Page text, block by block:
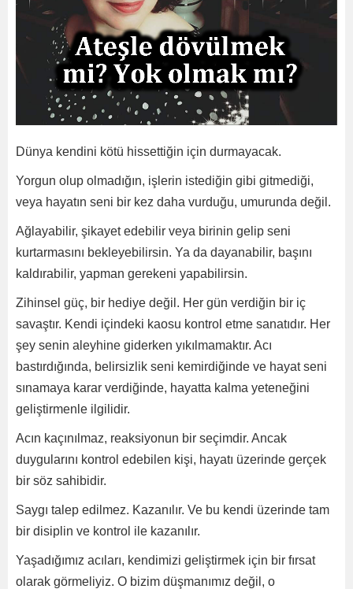
Dünya kendini kötü hissettiğin için durmayacak.
Yorgun olup olmadığın, işlerin istediğin gibi gitmediği,
veya hayatın seni bir kez daha vurduğu, umurunda değil.
Ağlayabilir, şikayet edebilir veya birinin gelip seni
kurtarmasını bekleyebilirsin. Ya da dayanabilir, başını
kaldırabilir, yapman gerekeni yapabilirsin.
Zihinsel güç, bir hediye değil. Her gün verdiğin bir iç
savaştır. Kendi içindeki kaosu kontrol etme sanatıdır. Her
şey senin aleyhine giderken yıkılmamaktır. Acı
bastırdığında, belirsizlik seni kemirdiğinde ve hayat seni
sınamaya karar verdiğinde, hayatta kalma yeteneğini
geliştirmenle ilgilidir.
Acın kaçınılmaz, reaksiyonun bir seçimdir. Ancak
duygularını kontrol edebilen kişi, hayatı üzerinde gerçek
bir söz sahibidir.
Saygı talep edilmez. Kazanılır. Ve bu kendi üzerinde tam
bir disiplin ve kontrol ile kazanılır.
Yaşadığımız acıları, kendimizi geliştirmek için bir fırsat
olarak görmeliyiz. O bizim düşmanımız değil, o